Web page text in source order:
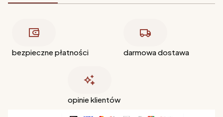
bezpieczne płatności darmowa dostawa
opinie klientów